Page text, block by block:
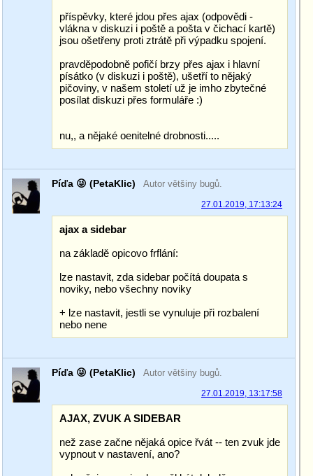
příspěvky, které jdou přes ajax (odpovědi -
vlákna v diskuzi i poště a pošta v čichací kartě)
jsou ošetřeny proti ztrátě při výpadku spojení.
pravděpodobně pofičí brzy přes ajax i hlavní
písátko (v diskuzi i poště), ušetří to nějaký
pičoviny, v našem století už je imho zbytečné
posílat diskuzi přes formuláře :)
nu,, a nějaké oenitelné drobnosti.....
Píďa 😜 (PetaKlic) Autor většiny bugů.
27.01.2019, 17:13:24
ajax a sidebar
na základě opicovo frflání:
lze nastavit, zda sidebar počítá doupata s
noviky, nebo všechny noviky
+ lze nastavit, jestli se vynuluje při rozbalení
nebo nene
Píďa 😜 (PetaKlic) Autor většiny bugů.
27.01.2019, 13:17:58
AJAX, ZVUK A SIDEBAR
než zase začne nějaká opice řvát -- ten zvuk jde
vypnout v nastavení, ano?